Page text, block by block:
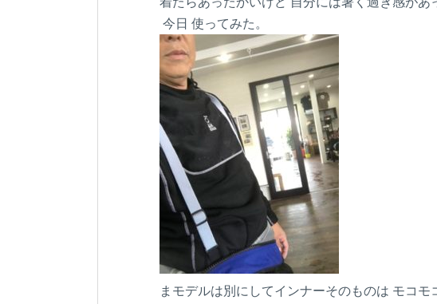
今日 使ってみた。
まモデルは別にしてインナーそのものは モコ